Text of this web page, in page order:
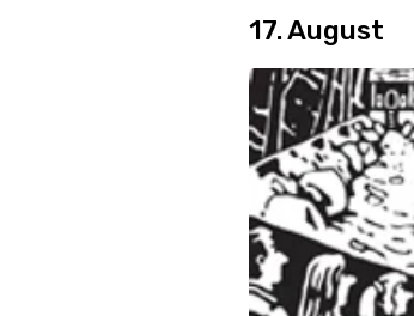
17. August